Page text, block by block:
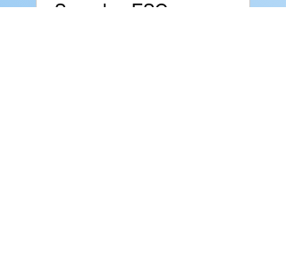
Sparplan ESG